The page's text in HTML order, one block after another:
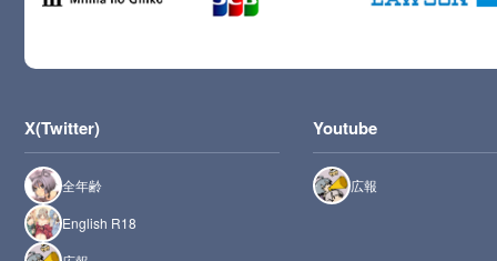
X(Twitter)
全年齢
English R18
Youtube
広報